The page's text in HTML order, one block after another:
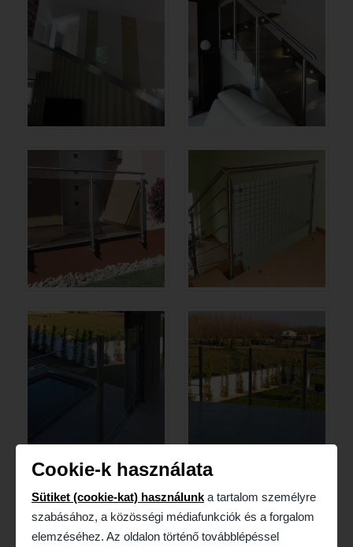
Cookie-k használata
Sütiket (cookie-kat) használunk a tartalom személyre
szabásához, a közösségi médiafunkciók és a forgalom
elemzéséhez. Az oldalon történő továbblépéssel